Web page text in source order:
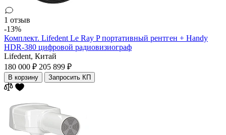
1 отзыв
-13%
Комплект. Lifedent Le Ray P портативный рентген + Handy
HDR-380 цифровой радиовизиограф
Lifedent, Китай
180 000 ₽ 205 899 ₽
В корзину Запросить КП